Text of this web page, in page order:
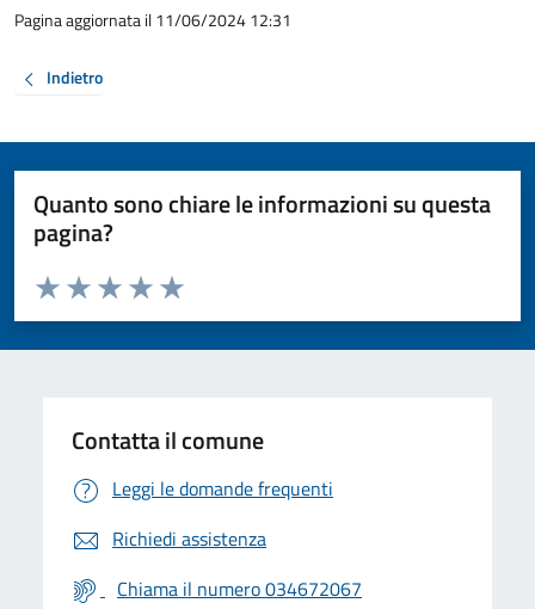
Pagina aggiornata il 11/06/2024 12:31
Indietro
Quanto sono chiare le informazioni su questa
pagina?
Valuta da 1 a 5 stelle la pagina
Valuta 5 stelle su 5
Valuta 4 stelle su 5
Valuta 3 stelle su 5
Valuta 2 stelle su 5
Valuta 1 stelle su 5
Contatta il comune
Leggi le domande frequenti
Richiedi assistenza
Chiama il numero 034672067